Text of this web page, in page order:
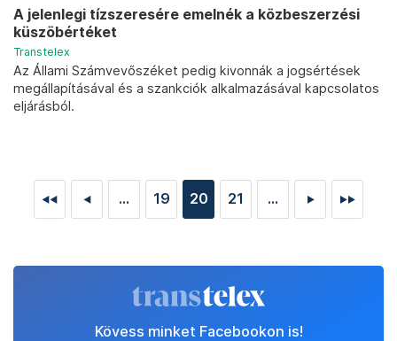
A jelenlegi tízszeresére emelnék a közbeszerzési
küszöbértéket
Transtelex
Az Állami Számvevőszéket pedig kivonnák a jogsértések
megállapításával és a szankciók alkalmazásával kapcsolatos
eljárásból.
◄◄ ◄ ... 19 20 21 ... ► ►►
Kövess minket Facebookon is!